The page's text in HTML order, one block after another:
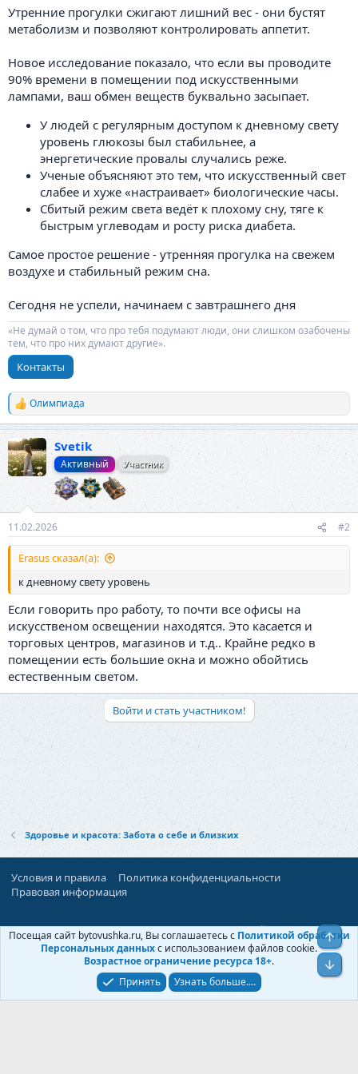
Утренние прогулки сжигают лишний вес - они бустят
метаболизм и позволяют контролировать аппетит.
Новое исследование показало, что если вы проводите
90% времени в помещении под искусственными
лампами, ваш обмен веществ буквально засыпает.
У людей с регулярным доступом к дневному свету
уровень глюкозы был стабильнее, а
энергетические провалы случались реже.
Ученые объясняют это тем, что искусственный свет
слабее и хуже «настраивает» биологические часы.
Сбитый режим света ведёт к плохому сну, тяге к
быстрым углеводам и росту риска диабета.
Самое простое решение - утренняя прогулка на свежем
воздухе и стабильный режим сна.
Сегодня не успели, начинаем с завтрашнего дня
«Не думай о том, что про тебя подумают люди, они слишком озабочены
тем, что про них думают другие».
Контакты
Р
е
к
ц
и
Олимпиада
Svetik
Активный Участник
11.02.2026 #2
Erasus сказал(а):
к дневному свету уровень
Если говорить про работу, то почти все офисы на
искусственом освещении находятся. Это касается и
торговых центров, магазинов и т.д.. Крайне редко в
помещении есть большие окна и можно обойтись
естественным светом.
Войти и стать участником!
Здоровье и красота: Забота о себе и близких
Условия и правила
Политика конфиденциальности
Правовая информация
При поддержке:«Территория Дискуссий»
© Бытовушка, 2025-2026
Посещая сайт bytovushka.ru, Вы соглашаетесь с Политикой обработки
Персональных данныхс использованием файлов cookie.
Возрастное ограничение ресурса 18+.
Принять
Узнать больше....
Верх